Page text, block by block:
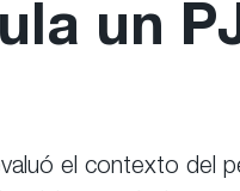
un
el contexto del